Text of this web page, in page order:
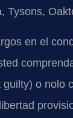
Tysons,
en el
guilty) o nolo